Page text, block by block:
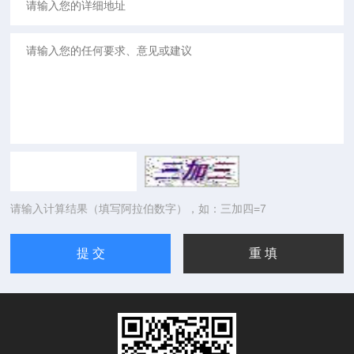
请输入计算结果（填写阿拉伯数字），如：三加四=7